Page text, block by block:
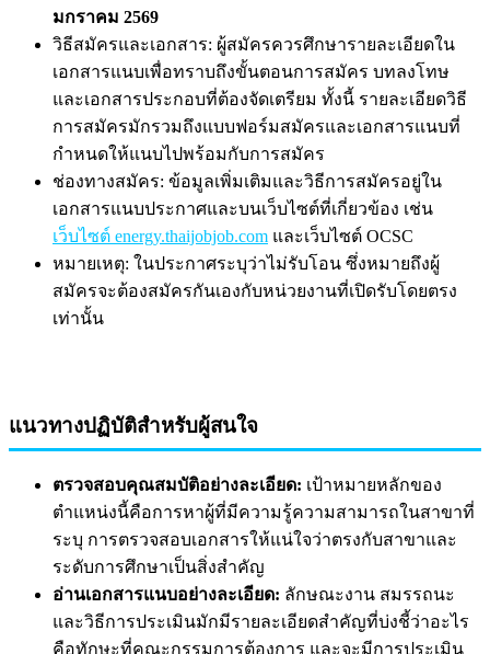
มกราคม 2569
วิธีสมัครและเอกสาร: ผู้สมัครควรศึกษารายละเอียดใน
เอกสารแนบเพื่อทราบถึงขั้นตอนการสมัคร บทลงโทษ
และเอกสารประกอบที่ต้องจัดเตรียม ทั้งนี้ รายละเอียดวิธี
การสมัครมักรวมถึงแบบฟอร์มสมัครและเอกสารแนบที่
กำหนดให้แนบไปพร้อมกับการสมัคร
ช่องทางสมัคร: ข้อมูลเพิ่มเติมและวิธีการสมัครอยู่ใน
เอกสารแนบประกาศและบนเว็บไซต์ที่เกี่ยวข้อง เช่น
เว็บไซต์ energy.thaijobjob.com และเว็บไซต์ OCSC
หมายเหตุ: ในประกาศระบุว่าไม่รับโอน ซึ่งหมายถึงผู้
สมัครจะต้องสมัครกันเองกับหน่วยงานที่เปิดรับโดยตรง
เท่านั้น
แนวทางปฏิบัติสำหรับผู้สนใจ
ตรวจสอบคุณสมบัติอย่างละเอียด: เป้าหมายหลักของ
ตำแหน่งนี้คือการหาผู้ที่มีความรู้ความสามารถในสาขาที่
ระบุ การตรวจสอบเอกสารให้แน่ใจว่าตรงกับสาขาและ
ระดับการศึกษาเป็นสิ่งสำคัญ
อ่านเอกสารแนบอย่างละเอียด: ลักษณะงาน สมรรถนะ
และวิธีการประเมินมักมีรายละเอียดสำคัญที่บ่งชี้ว่าอะไร
คือทักษะที่คณะกรรมการต้องการ และจะมีการประเมิน